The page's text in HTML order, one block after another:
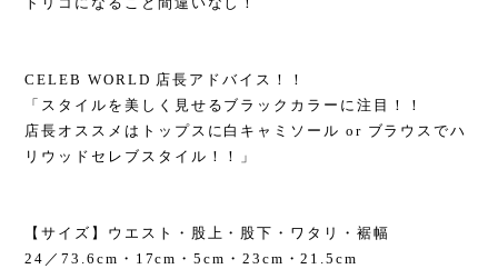
CELEB WORLD 店長アドバイス！！
「スタイルを美しく見せるブラックカラーに注目！！
店長オススメはトップスに白キャミソール or ブラウスでハ
リウッドセレブスタイル！！」
【サイズ】ウエスト・股上・股下・ワタリ・裾幅
24／73.6cm・17cm・5cm・23cm・21.5cm